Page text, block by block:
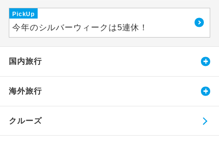
PickUp
今年のシルバーウィークは5連休！
国内旅行
海外旅行
クルーズ